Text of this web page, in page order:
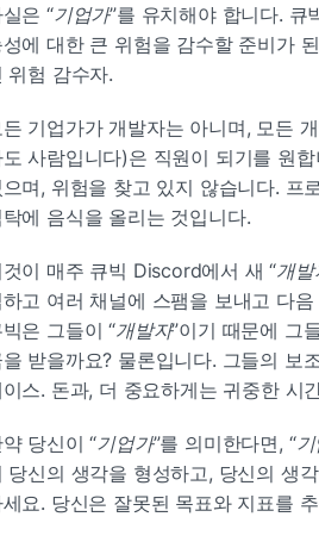
은 “기업가”를 유치해야 합니다.
성에 대한 큰 위험을 감수할 준비가
위험 감수자.
든 기업가가 개발자는 아니며, 모든
도 사람입니다)은 직원이 되기를 원
으며, 위험을 찾고 있지 않습니다. 프
탁에 음식을 올리는 것입니다.
것이 매주 큐빅 Discord에서 새 “개발
하고 여러 채널에 스팸을 보내고 다
은 그들이 “개발자”이기 때문에 그
을 받을까요? 물론입니다. 그들의 보
이스. 돈과, 더 중요하게는 귀중한 시
당신이 “기업가”를 의미한다면, “기
당신의 생각을 형성하고, 당신의 생
요. 당신은 잘못된 목표와 지표를